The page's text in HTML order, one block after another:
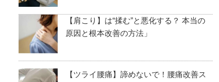
【肩こり】は“揉む”と悪化する？ 本当の
原因と根本改善の方法」
【ツライ腰痛】諦めないで！腰痛改善ス